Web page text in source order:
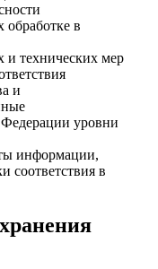
в
и технических мер
и
уровни
информации,
соответствия в